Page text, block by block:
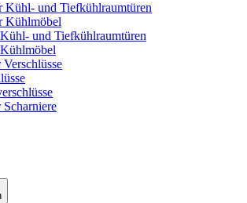
Kühl- und Tiefkühlraumtüren
Kühlmöbel
und Tiefkühlraumtüren